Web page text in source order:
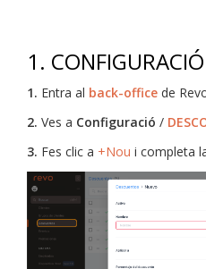
1.
1. Entra al back-office de
2. Ves a Configuració /
3. Fes clic a +Nou i completa